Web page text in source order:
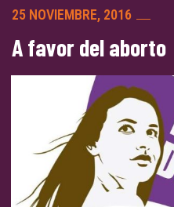
25 NOVIEMBRE, 2016
A favor del aborto